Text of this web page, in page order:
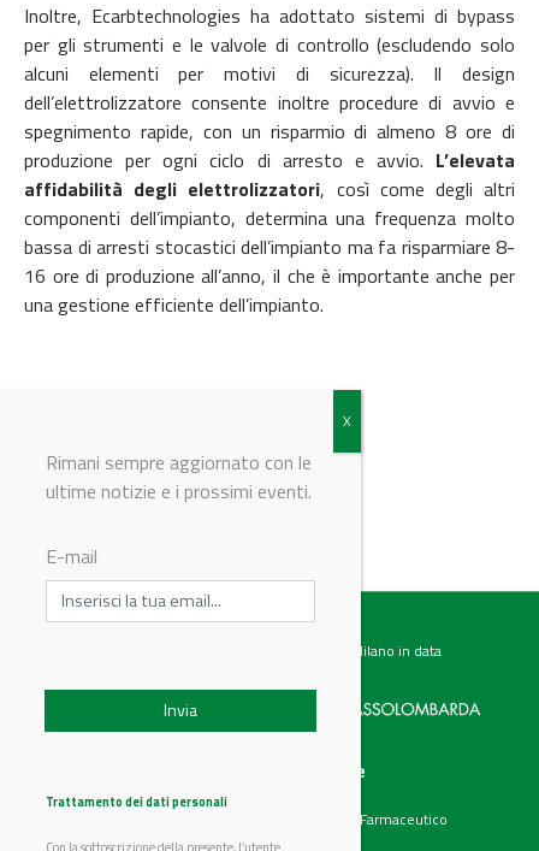
Inoltre, Ecarbtechnologies ha adottato sistemi di bypass
per gli strumenti e le valvole di controllo (escludendo solo
alcuni elementi per motivi di sicurezza). Il design
dell’elettrolizzatore consente inoltre procedure di avvio e
spegnimento rapide, con un risparmio di almeno 8 ore di
produzione per ogni ciclo di arresto e avvio. L’elevata
affidabilità degli elettrolizzatori, così come degli altri
componenti dell’impianto, determina una frequenza molto
bassa di arresti stocastici dell’impianto ma fa risparmiare 8-
16 ore di produzione all’anno, il che è importante anche per
una gestione efficiente dell’impianto.
Testata giornalistica registrata presso il Tribunale di Milano in data
Chi siamo
Prodotti
Categorie
Chimico e Farmaceutico
Rimani sempre aggiornato con le
ultime notizie e i prossimi eventi.
E-mail
Trattamento dei dati personali